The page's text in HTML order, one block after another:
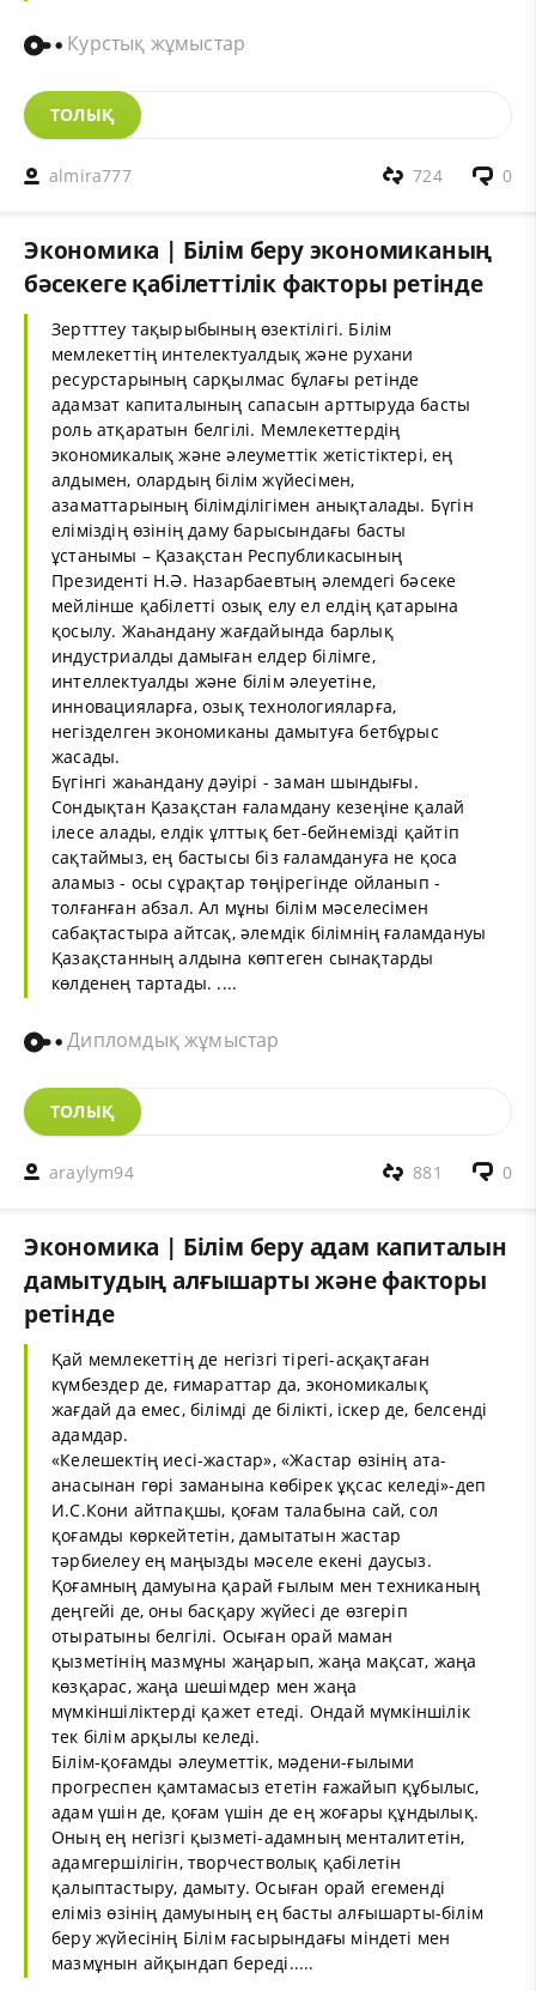
Курстық жұмыстар
ТОЛЫҚ
almira777 0
724
Экономика | Білім беру экономиканың
бәсекеге қабілеттілік факторы ретінде
Зертттеу тақырыбының өзектілігі. Білім
мемлекеттің интелектуалдық және рухани
ресурстарының сарқылмас бұлағы ретінде
адамзат капиталының сапасын арттыруда басты
роль атқаратын белгілі. Мемлекеттердің
экономикалық және әлеуметтік жетістіктері, ең
алдымен, олардың білім жүйесімен,
азаматтарының білімділігімен анықталады. Бүгін
еліміздің өзінің даму барысындағы басты
ұстанымы – Қазақстан Республикасының
Президенті Н.Ә. Назарбаевтың әлемдегі бәсеке
мейлінше қабілетті озық елу ел елдің қатарына
қосылу. Жаһандану жағдайында барлық
индустриалды дамыған елдер білімге,
интеллектуалды және білім әлеуетіне,
инновацияларға, озық технологияларға,
негізделген экономиканы дамытуға бетбұрыс
жасады.
Бүгінгі жаһандану дәуірі - заман шындығы.
Сондықтан Қазақстан ғаламдану кезеңіне қалай
ілесе алады, елдік ұлттық бет-бейнемізді қайтіп
сақтаймыз, ең бастысы біз ғаламдануға не қоса
аламыз - осы сұрақтар төңірегінде ойланып -
толғанған абзал. Ал мұны білім мәселесімен
сабақтастыра айтсақ, әлемдік білімнің ғаламдануы
Қазақстанның алдына көптеген сынақтарды
көлденең тартады. ....
Дипломдық жұмыстар
ТОЛЫҚ
araylym94 0
881
Экономика | Білім беру адам капиталын
дамытудың алғышарты және факторы
ретінде
Қай мемлекеттің де негізгі тірегі-асқақтаған
күмбездер де, ғимараттар да, экономикалық
жағдай да емес, білімді де білікті, іскер де, белсенді
адамдар.
«Келешектің иесі-жастар», «Жастар өзінің ата-
анасынан гөрі заманына көбірек ұқсас келеді»-деп
И.С.Кони айтпақшы, қоғам талабына сай, сол
қоғамды көркейтетін, дамытатын жастар
тәрбиелеу ең маңызды мәселе екені даусыз.
Қоғамның дамуына қарай ғылым мен техниканың
деңгейі де, оны басқару жүйесі де өзгеріп
отыратыны белгілі. Осыған орай маман
қызметінің мазмұны жаңарып, жаңа мақсат, жаңа
көзқарас, жаңа шешімдер мен жаңа
мүмкіншіліктерді қажет етеді. Ондай мүмкіншілік
тек білім арқылы келеді.
Білім-қоғамды әлеуметтік, мәдени-ғылыми
прогреспен қамтамасыз ететін ғажайып құбылыс,
адам үшін де, қоғам үшін де ең жоғары құндылық.
Оның ең негізгі қызметі-адамның менталитетін,
адамгершілігін, творчестволық қабілетін
қалыптастыру, дамыту. Осыған орай егеменді
еліміз өзінің дамуының ең басты алғышарты-білім
беру жүйесінің Білім ғасырындағы міндеті мен
мазмұнын айқындап береді.....